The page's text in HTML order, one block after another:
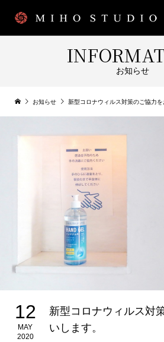
お知らせ
お知らせ 新型コロナウィルス対策のご協力を
12
MAY
2020
新型コロナウィルス対
いします。